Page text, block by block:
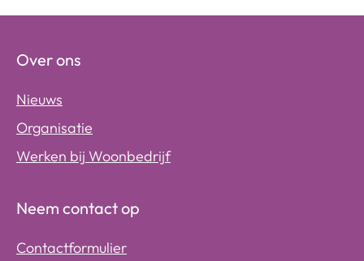
Over ons
Nieuws
Organisatie
Werken bij Woonbedrijf
Neem contact op
Contactformulier